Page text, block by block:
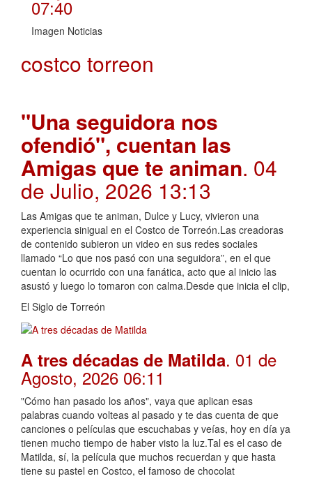
07:40
Imagen Noticias
costco torreon
"Una seguidora nos
ofendió", cuentan las
Amigas que te animan. 04
de Julio, 2026 13:13
Las Amigas que te animan, Dulce y Lucy, vivieron una
experiencia sinigual en el Costco de Torreón.Las creadoras
de contenido subieron un video en sus redes sociales
llamado “Lo que nos pasó con una seguidora”, en el que
cuentan lo ocurrido con una fanática, acto que al inicio las
asustó y luego lo tomaron con calma.Desde que inicia el clip,
El Siglo de Torreón
A tres décadas de Matilda. 01 de
Agosto, 2026 06:11
"Cómo han pasado los años", vaya que aplican esas
palabras cuando volteas al pasado y te das cuenta de que
canciones o películas que escuchabas y veías, hoy en día ya
tienen mucho tiempo de haber visto la luz.Tal es el caso de
Matilda, sí, la película que muchos recuerdan y que hasta
tiene su pastel en Costco, el famoso de chocolat